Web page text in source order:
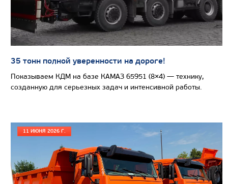
Производитель
Экологический класс
Грузоподъемность, кг
Вместимость кузова, м3
35 тонн полной уверенности на дороге!
Показываем КДМ на базе КАМАЗ 65951 (8×4) — технику,
созданную для серьезных задач и интенсивной работы.
11 ИЮНЯ 2026 Г.